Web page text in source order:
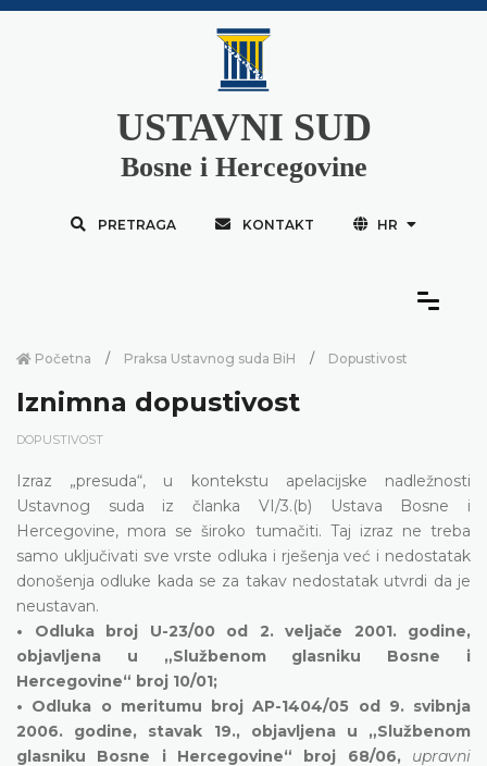
USTAVNI SUD
Bosne i Hercegovine
PRETRAGA KONTAKT HR
Početna Praksa Ustavnog suda BiH Dopustivost
Iznimna dopustivost
DOPUSTIVOST
Izraz „presuda“, u kontekstu apelacijske nadležnosti
Ustavnog suda iz članka VI/3.(b) Ustava Bosne i
Hercegovine, mora se široko tumačiti. Taj izraz ne treba
samo uključivati sve vrste odluka i rješenja već i nedostatak
donošenja odluke kada se za takav nedostatak utvrdi da je
neustavan.
• Odluka broj U-23/00 od 2. veljače 2001. godine,
objavljena u „Službenom glasniku Bosne i
Hercegovine“ broj 10/01;
• Odluka o meritumu broj AP-1404/05 od 9. svibnja
2006. godine, stavak 19., objavljena u „Službenom
glasniku Bosne i Hercegovine“ broj 68/06, upravni